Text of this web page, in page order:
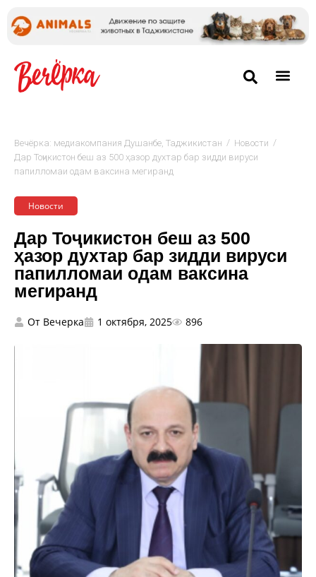
Вечёрка: медиакомпания Душанбе, Таджикистан / Новости /
Дар Тоҷикистон беш аз 500 ҳазор духтар бар зидди вируси
папилломаи одам ваксина мегиранд
Новости
Дар Тоҷикистон беш аз 500
ҳазор духтар бар зидди вируси
папилломаи одам ваксина
мегиранд
От Вечерка 1 октября, 2025 896